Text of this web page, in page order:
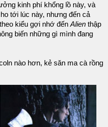
kinh phí khổng lồ này, và
tới lúc này, nhưng đến cả
kiểu gợi nhớ đếnAlien thập
biến những gì mình đang
nào hơn, kẻ săn ma cà rồng